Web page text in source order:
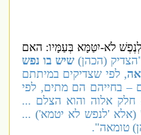
לֹא-יִטַּמָּא בְּעַמָּיו: האם
(הכהן)שיש בו נפש
, לפי שצדיקים במיתתם
בחייהם הם מתים, לפי
אלוה והוא הצלם ...
'לנפש לא יטמא') ...
טומאה".